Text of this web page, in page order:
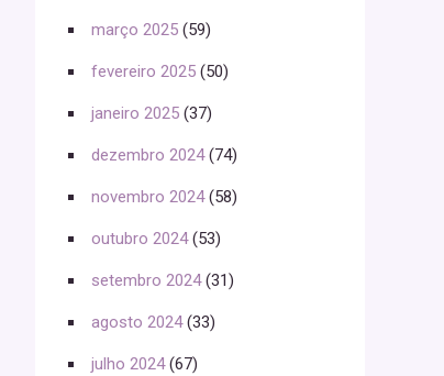
março 2025 (59)
fevereiro 2025 (50)
janeiro 2025 (37)
dezembro 2024(74)
novembro 2024(58)
outubro 2024(53)
setembro 2024(31)
agosto 2024(33)
julho 2024(67)